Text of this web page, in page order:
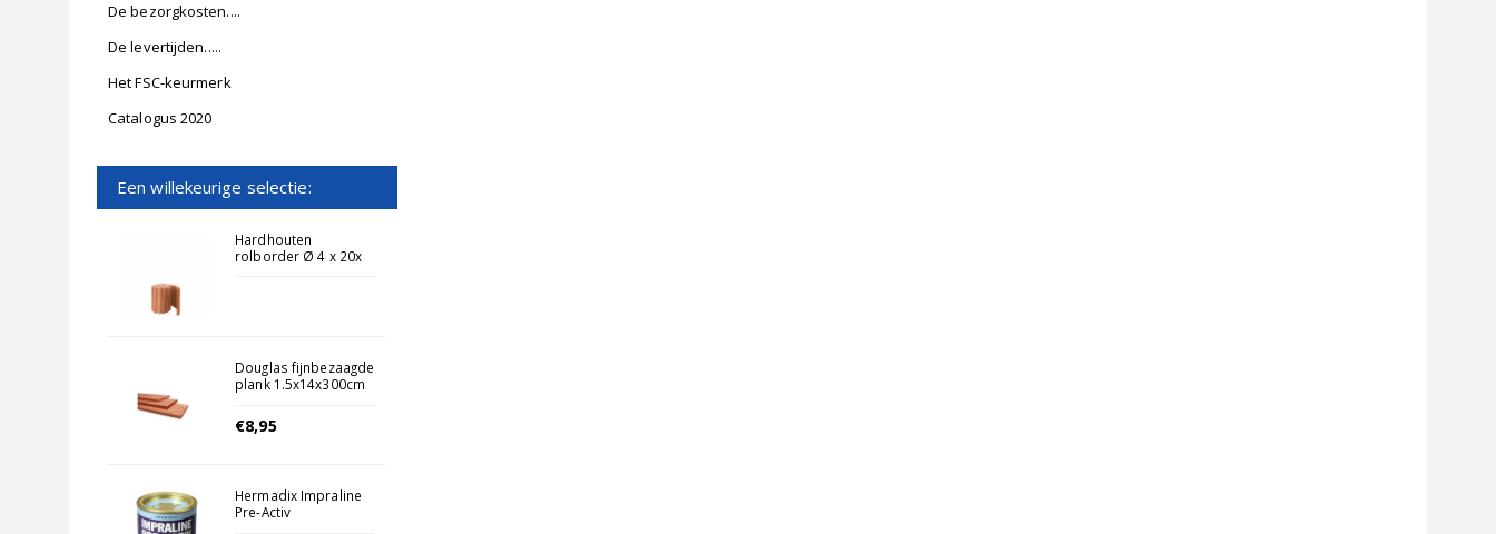
De bezorgkosten....
De levertijden.....
Het FSC-keurmerk
Catalogus 2020
Een willekeurige selectie:
Hardhouten
rolborder Ø 4 x 20x
Douglas fijnbezaagde
plank 1.5x14x300cm
€8,95
Hermadix Impraline
Pre-Activ